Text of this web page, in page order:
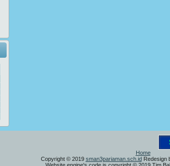
Home
Copyright © 2019 sman3pariaman.sch.idRedesign